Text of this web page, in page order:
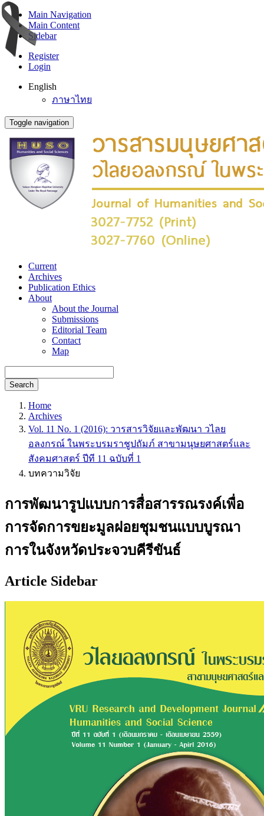
Main Navigation
Main Content
Sidebar
Register
Login
English
ภาษาไทย
Toggle navigation
Current
Archives
Publication Ethics
About
About the Journal
Submissions
Editorial Team
Contact
Map
Search
Home
Archives
Vol. 11 No. 1 (2016): วารสารวิจัยและพัฒนา วไลย
อลงกรณ์ ในพระบรมราชูปถัมภ์ สาขามนุษยศาสตร์และ
สังคมศาสตร์ ปีที 11 ฉบับที่ 1
บทความวิจัย
การพัฒนารูปแบบการสื่อสารรณรงค์เพื่อ
การจัดการขยะมูลฝอยชุมชนแบบบูรณา
การในจังหวัดประจวบคีรีขันธ์
Article Sidebar